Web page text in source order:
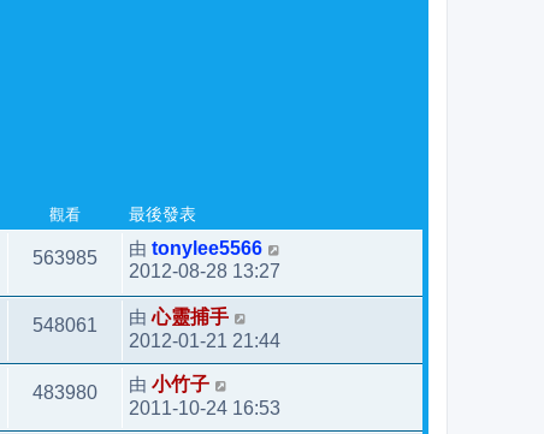
觀看 最後發表
563985 由 tonylee5566
2012-08-28 13:27
548061 由心靈捕手
2012-01-21 21:44
483980 由 小竹子
2011-10-24 16:53